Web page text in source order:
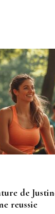
de
reussie